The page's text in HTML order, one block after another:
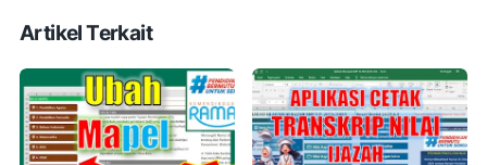
Artikel Terkait